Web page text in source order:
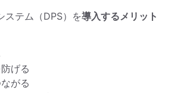
ステム（DPS）を導入するメリット
げる
がる